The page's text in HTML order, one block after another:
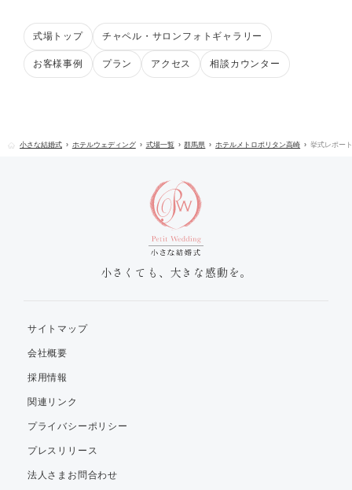
式場トップ チャペル・サロンフォトギャラリー
お客様事例 プラン アクセス 相談カウンター
小さな結婚式 ホテルウェディング 式場一覧 群馬県 ホテルメトロポリタン高崎 挙式レポー
小さくても、大きな感動を。
サイトマップ
会社概要
採用情報
関連リンク
プライバシーポリシー
プレスリリース
法人さまお問合わせ